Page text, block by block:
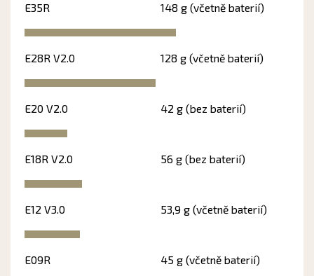
E35R 148 g (včetně baterií)
E28R V2.0 128 g (včetně baterií)
E20 V2.0 42 g (bez baterií)
E18R V2.0 56 g (bez baterií)
E12 V3.0 53,9 g (včetně baterií)
E09R 45 g (včetně baterií)